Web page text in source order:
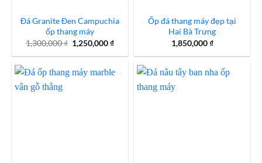
Đá Granite Đen Campuchia
ốp thang máy
1,300,000₫ Giá
gốc
là:
1,300,000 ₫.
1,250,000₫Giá
tại
1,250,000 ₫.
Ốp đá thang máy đẹp tại
Hai Bà Trưng
1,850,000₫